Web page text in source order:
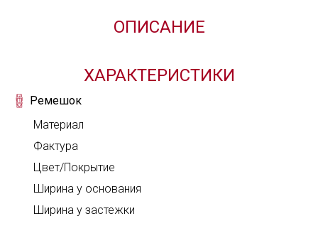
ВХОД
С помощью аккаунта L'TERRIAS
Создать аккаунт
Твой вопрос
подарок?
Мы намекнем о чем ты мечтаешь
Оценка
ОПИСАНИЕ
ХАРАКТЕРИСТИКИ
Ремешок
Материал
Фактура
Цвет/Покрытие
Ширина у основания
Ширина у застежки